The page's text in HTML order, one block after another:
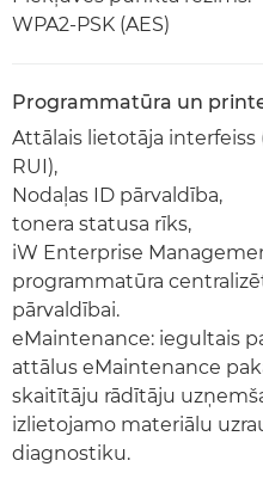
WPA2-PSK (AES)
Programmatūra un
Attālais lietotāja
RUI),
Nodaļas ID pārvaldība,
tonera statusa rīks,
iW Enterprise
programmatūra
pārvaldībai.
eMaintenance: iegultais
attālus eMaintenance
skaitītāju rādītāju
izlietojamo materiālu
diagnostiku.